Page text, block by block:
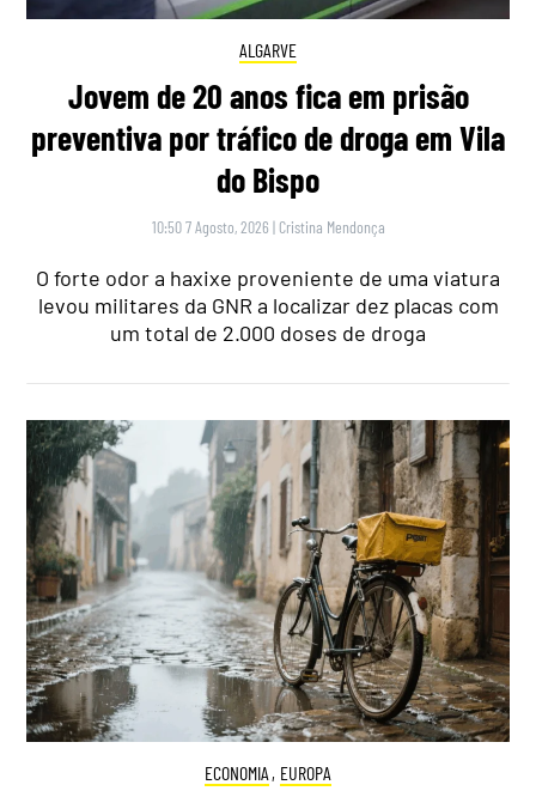
ALGARVE
Jovem de 20 anos fica em prisão
preventiva por tráfico de droga em Vila
do Bispo
10:50 7 Agosto, 2026 | Cristina Mendonça
O forte odor a haxixe proveniente de uma viatura
levou militares da GNR a localizar dez placas com
um total de 2.000 doses de droga
ECONOMIA , EUROPA